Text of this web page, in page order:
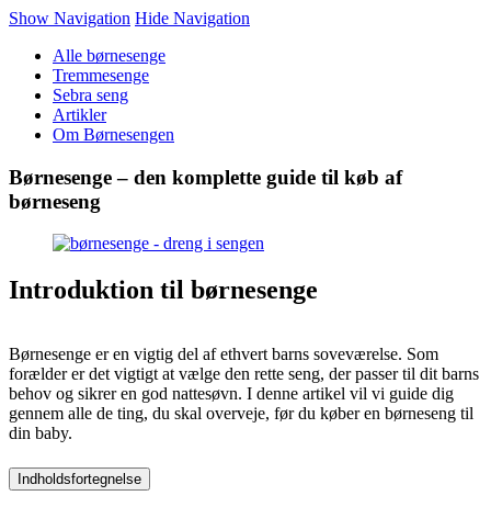
Show Navigation Hide Navigation
Alle børnesenge
Tremmesenge
Sebra seng
Artikler
Om Børnesengen
Børnesenge – den komplette guide til køb af
børneseng
Introduktion til børnesenge
Børnesenge er en vigtig del af ethvert barns soveværelse. Som
forælder er det vigtigt at vælge den rette seng, der passer til dit barns
behov og sikrer en god nattesøvn. I denne artikel vil vi guide dig
gennem alle de ting, du skal overveje, før du køber en børneseng til
din baby.
Indholdsfortegnelse